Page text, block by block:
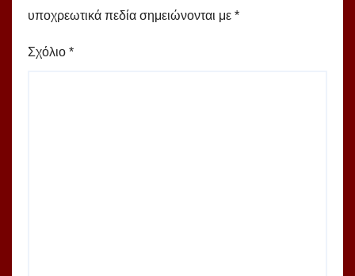
υποχρεωτικά πεδία σημειώνονται με *
Σχόλιο *